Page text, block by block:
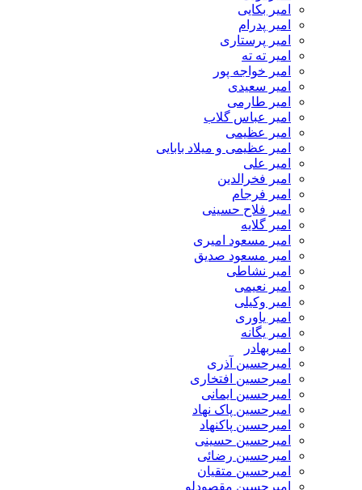
امیر بکایی
امیر پدرام
امیر پرستاری
امیر ته ته
امیر خواجه پور
امیر سعیدی
امیر طارمی
امیر عباس گلاب
امیر عظیمی
امیر عظیمی و میلاد بابایی
امیر علی
امیر فخرالدین
امیر فرجام
امیر فلاح حسینی
امیر گلایه
امیر مسعود امیری
امیر مسعود صدیق
امیر نشاطی
امیر نعیمی
امیر وکیلی
امیر یاوری
امیر یگانه
امیربهادر
امیرحسین آذری
امیرحسین افتخاری
امیرحسین ایمانی
امیرحسین پاک نهاد
امیرحسین پاکنهاد
امیرحسین حسینی
امیرحسین رضائی
امیرحسین متقیان
امیرحسین مقصودلو